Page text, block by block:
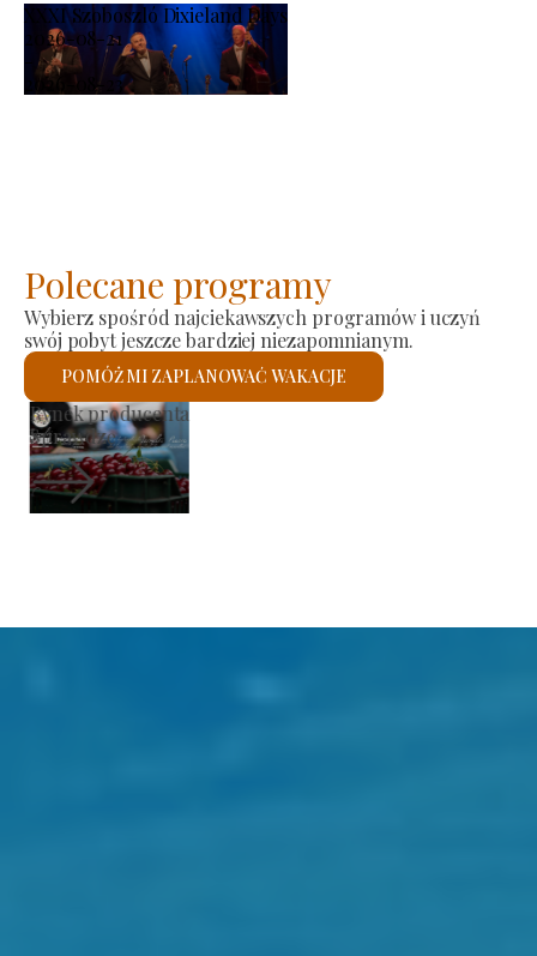
XXXI Szoboszló Dixieland Days
2026-08-21
-
2026-08-23
Polecane programy
Wybierz spośród najciekawszych programów i uczyń
swój pobyt jeszcze bardziej niezapomnianym.
POMÓŻ MI ZAPLANOWAĆ WAKACJE
Kościół rzymskokatolicki św.
Sprawdzę